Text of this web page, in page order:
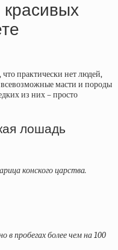
практически нет людей,
масти и породы
из них – просто
лошадь
конского царства.
в пробегах более чем на 100